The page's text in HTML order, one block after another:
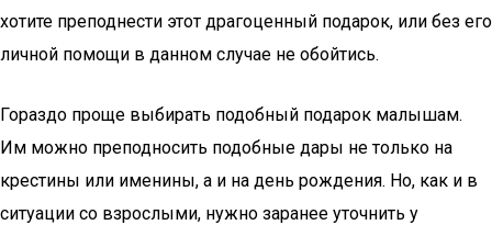
хотите преподнести этот драгоценный подарок, или без его
личной помощи в данном случае не обойтись.
Гораздо проще выбирать подобный подарок малышам.
Им можно преподносить подобные дары не только на
крестины или именины, а и на день рождения. Но, как и в
ситуации со взрослыми, нужно заранее уточнить у